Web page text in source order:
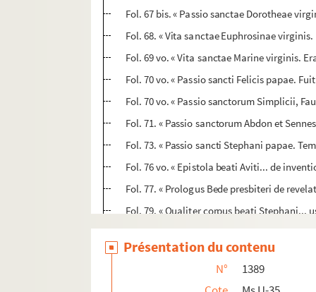
Fol. 67 bis. « Passio sanctae Dorotheae
Fol. 68. « Vita sanctae Euphrosinae
Fol. 69 vo. « Vita sanctae Marine virginis.
Fol. 70 vo. « Passio sancti Felicis papae.
Fol. 70 vo. « Passio sanctorum Simplicii,
Fol. 71. « Passio sanctorum Abdon et
Fol. 73. « Passio sancti Stephani papae.
Fol. 76 vo. « Epistola beati Aviti... de
Fol. 77. « Prologus Bede presbiteri de
Fol. 79. « Qualiter corpus beati Stephani...
Fol. 80 vo. « Miracula sancti Stephani pro
Fol. 86. « Passio sancti Pancracii.
Fol. 87. « Passio sancti Ciriaci
Présentation du contenu
N°
1389